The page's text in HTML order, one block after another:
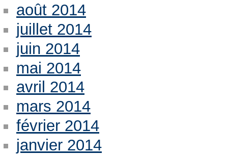
août 2014
juillet 2014
juin 2014
mai 2014
avril 2014
mars 2014
février 2014
janvier 2014